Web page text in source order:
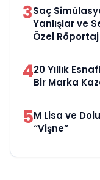
3Saç
Yanlışlar ve
Özel Röportaj
420 Yıllık
Bir Marka
5M Lisa ve
“Vişne”